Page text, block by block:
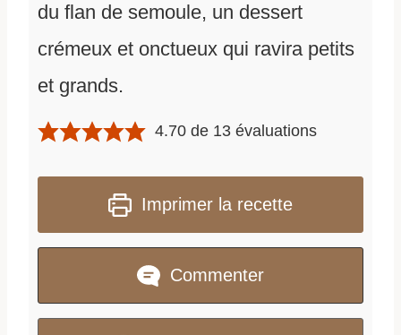
du flan de semoule, un dessert
crémeux et onctueux qui ravira petits
et grands.
4.70 de 13 évaluations
Imprimer la recette
Commenter